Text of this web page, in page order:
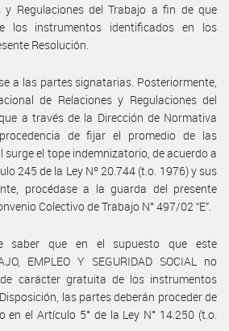
y Regulaciones del Trabajo a fin de que
los instrumentos identificados en los
Resolución.
a las partes signatarias. Posteriormente,
de Relaciones y Regulaciones del
a través de la Dirección de Normativa
de fijar el promedio de las
surge el tope indemnizatorio, de acuerdo a
245 de la Ley Nº 20.744 (t.o. 1976) y sus
procédase a la guarda del presente
Colectivo de Trabajo N° 497/02 “E”.
saber que en el supuesto que este
EMPLEO Y SEGURIDAD SOCIAL no
carácter gratuita de los instrumentos
las partes deberán proceder de
en el Artículo 5° de la Ley N° 14.250 (t.o.